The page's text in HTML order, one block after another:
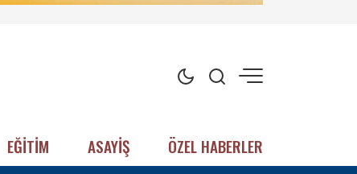
EĞİTİM ASAYİŞ ÖZEL HABERLER